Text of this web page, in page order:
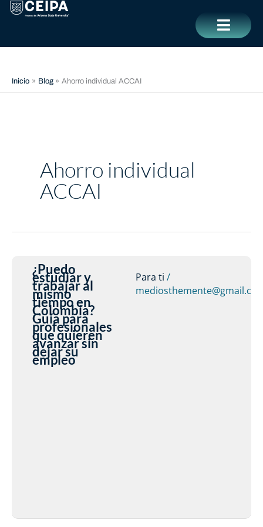
contenido
Inicio Blog Ahorro individual ACCAI
Ahorro individual
ACCAI
¿Puedo
estudiar y
trabajar al
mismo
tiempo en
Colombia?
Guía para
profesionales
que quieren
avanzar sin
dejar su
empleo
Para ti /